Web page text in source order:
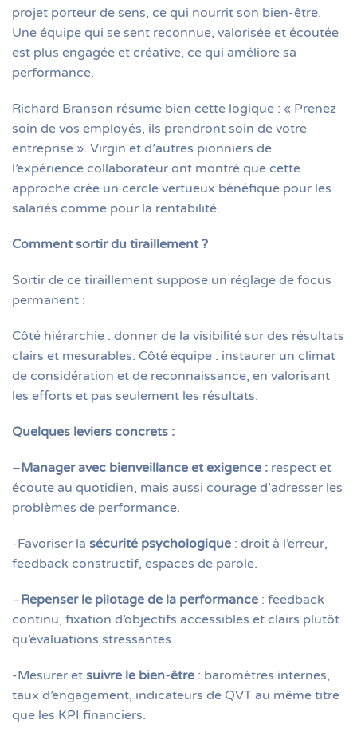
projet porteur de sens, ce qui nourrit son bien-être.
Une équipe qui se sent reconnue, valorisée et écoutée
est plus engagée et créative, ce qui améliore sa
performance.
Richard Branson résume bien cette logique : « Prenez
soin de vos employés, ils prendront soin de votre
entreprise ». Virgin et d’autres pionniers de
l’expérience collaborateur ont montré que cette
approche crée un cercle vertueux bénéfique pour les
salariés comme pour la rentabilité.
Comment sortir du tiraillement ?
Sortir de ce tiraillement suppose un réglage de focus
permanent :
Côté hiérarchie : donner de la visibilité sur des résultats
clairs et mesurables. Côté équipe : instaurer un climat
de considération et de reconnaissance, en valorisant
les efforts et pas seulement les résultats.
Quelques leviers concrets :
–Manager avec bienveillance et exigence : respect et
écoute au quotidien, mais aussi courage d’adresser les
problèmes de performance.
-Favoriser la sécurité psychologique : droit à l’erreur,
feedback constructif, espaces de parole.
–Repenser le pilotage de la performance : feedback
continu, fixation d’objectifs accessibles et clairs plutôt
qu’évaluations stressantes.
-Mesurer et suivre le bien-être : baromètres internes,
taux d’engagement, indicateurs de QVT au même titre
que les KPI financiers.